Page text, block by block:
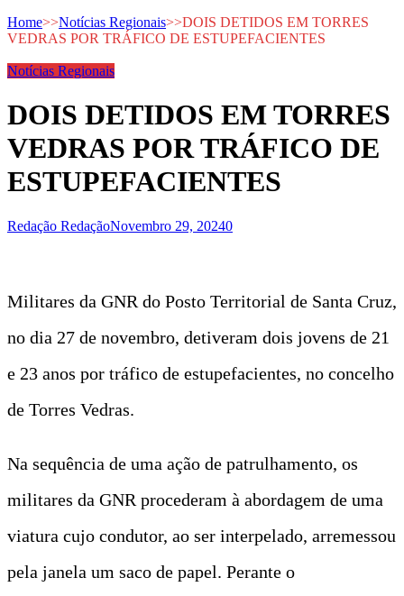
Home>>Notícias Regionais>>DOIS DETIDOS EM TORRES
VEDRAS POR TRÁFICO DE ESTUPEFACIENTES
Notícias Regionais
DOIS DETIDOS EM TORRES
VEDRAS POR TRÁFICO DE
ESTUPEFACIENTES
Redação RedaçãoNovembro 29, 20240
Militares da GNR do Posto Territorial de Santa Cruz,
no dia 27 de novembro, detiveram dois jovens de 21
e 23 anos por tráfico de estupefacientes, no concelho
de Torres Vedras.
Na sequência de uma ação de patrulhamento, os
militares da GNR procederam à abordagem de uma
viatura cujo condutor, ao ser interpelado, arremessou
pela janela um saco de papel. Perante o